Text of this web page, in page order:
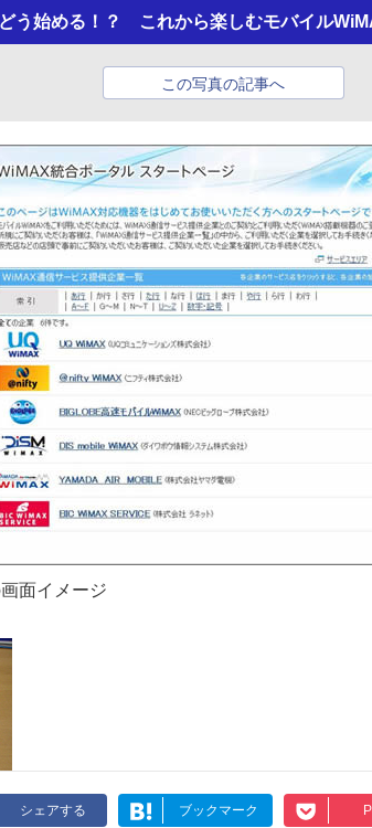
う始める！？ これから楽しむモバイル
この写真の記事へ
面イメージ
シェアする ブックマーク